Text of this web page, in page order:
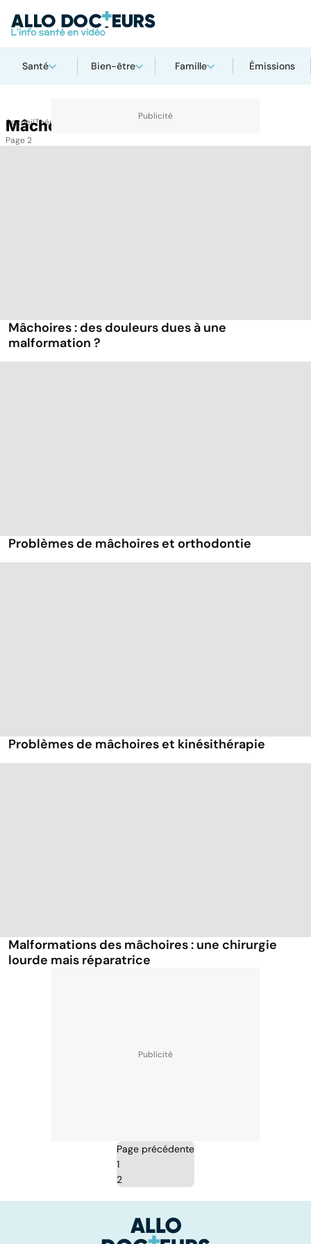
Santé Bien-être Famille Émissions
AccueilThématiques
Mâchoire
Page 2
Mâchoires : des douleurs dues à une
malformation ?
Problèmes de mâchoires et orthodontie
Problèmes de mâchoires et kinésithérapie
Malformations des mâchoires : une chirurgie
lourde mais réparatrice
Page précédente
1
2